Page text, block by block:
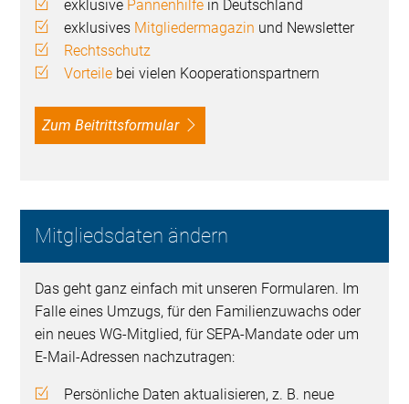
exklusive Pannenhilfe in Deutschland
exklusives Mitgliedermagazin und Newsletter
Rechtsschutz
Vorteile bei vielen Kooperationspartnern
Zum Beitrittsformular
Mitgliedsdaten ändern
Das geht ganz einfach mit unseren Formularen. Im
Falle eines Umzugs, für den Familienzuwachs oder
ein neues WG-Mitglied, für SEPA-Mandate oder um
E-Mail-Adressen nachzutragen:
Persönliche Daten aktualisieren, z. B. neue